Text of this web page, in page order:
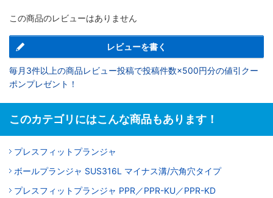
この商品のレビューはありません
レビューを書く
毎月3件以上の商品レビュー投稿で投稿件数×500円分の値引クー
ポンプレゼント！
このカテゴリにはこんな商品もあります！
プレスフィットプランジャ
ボールプランジャ SUS316L マイナス溝/六角穴タイプ
プレスフィットプランジャ PPR／PPR-KU／PPR-KD